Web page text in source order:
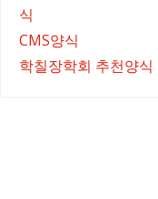
식
CMS양식
학칠장학회 추천양식